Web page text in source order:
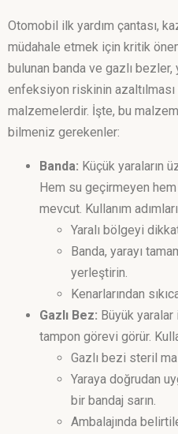
Otomobil ilk yardım çantası,
müdahale etmek için kritik
bulunan banda ve gazlı bezler,
enfeksiyon riskinin azaltılması
malzemelerdir. İşte, bu
bilmeniz gerekenler:
Banda: Küçük yaraların
Hem su geçirmeyen
mevcut. Kullanım
Yaralı bölgeyi
Banda, yarayı
yerleştirin.
Kenarlarından
Gazlı Bez: Büyük
tampon görevi görür.
Gazlı bezi steril
Yaraya doğrudan
bir bandaj sarın.
Ambalajında